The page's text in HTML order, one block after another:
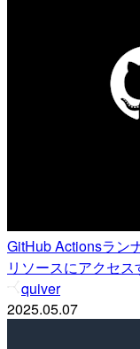
GitHub Actionsラン
リソースにアクセ
quiver
2025.05.07